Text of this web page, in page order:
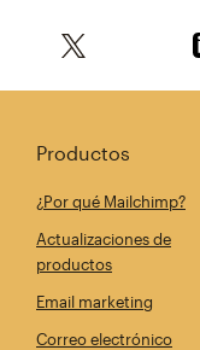
Productos
¿Por qué Mailchimp?
Actualizaciones de
productos
Email marketing
Correo electrónico